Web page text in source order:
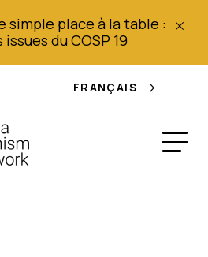
simple place à la table :
du COSP 19
FRANÇAIS